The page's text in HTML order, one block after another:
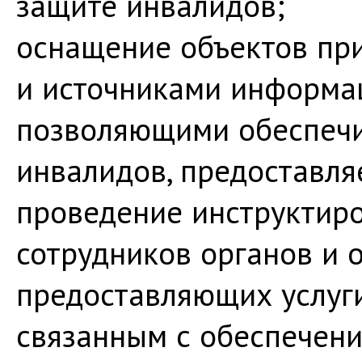
оснащение объектов
и источниками
позволяющими
инвалидов,
проведение
сотрудников органов и
предоставляющих
связанным с